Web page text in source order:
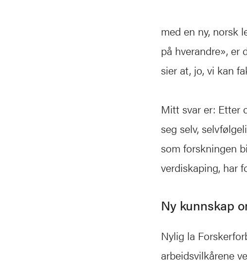
med en ny, norsk
på hverandre», er
sier at, jo, vi kan
Mitt svar er: Etter
seg selv,
som forskningen
verdiskaping, har
Ny kunnskap
Nylig la
arbeidsvilkårene